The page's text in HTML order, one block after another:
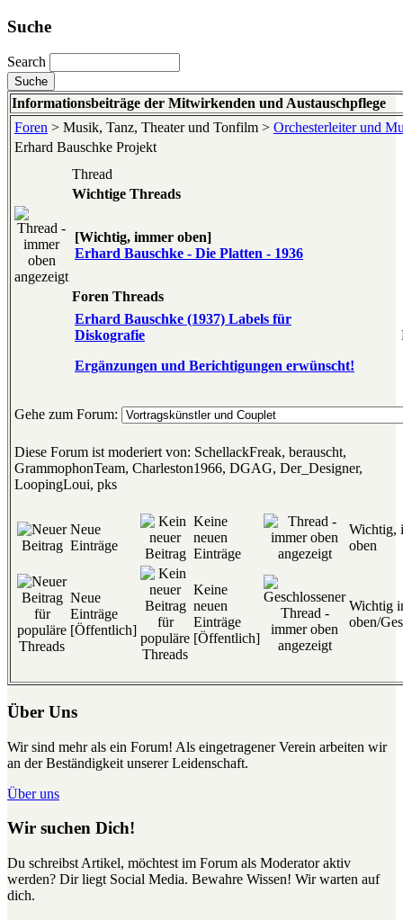
Suche
Search
Informationsbeiträge der Mitwirkenden und Austauschpflege
Foren > Musik, Tanz, Theater und Tonfilm > Orchesterleiter und
Erhard Bauschke Projekt
Thread
Wichtige Threads
[Wichtig, immer oben]
Erhard Bauschke - Die Platten - 1936
Foren Threads
Erhard Bauschke (1937) Labels für
Diskografie
Ergänzungen und Berichtigungen erwünscht!
Gehe zum Forum:
Diese Forum ist moderiert von: SchellackFreak, berauscht,
GrammophonTeam, Charleston1966, DGAG, Der_Designer,
LoopingLoui, pks
Neue
Einträge
Keine
neuen
Einträge
Wichtig,
oben
Neue
Einträge
[Öffentlich]
Keine
neuen
Einträge
[Öffentlich]
Wichtig
oben/
Über Uns
Wir sind mehr als ein Forum! Als eingetragener Verein arbeiten wir
an der Beständigkeit unserer Leidenschaft.
Über uns
Wir suchen Dich!
Du schreibst Artikel, möchtest im Forum als Moderator aktiv
werden? Dir liegt Social Media. Bewahre Wissen! Wir warten auf
dich.